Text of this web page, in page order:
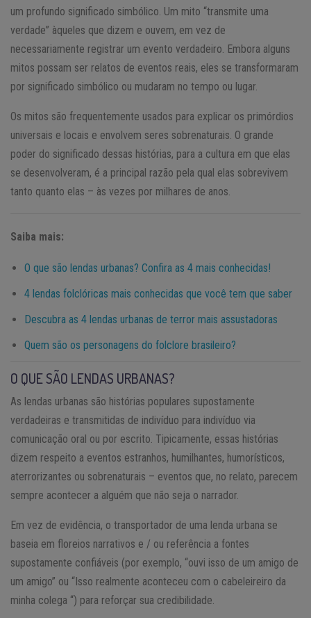
um profundo significado simbólico. Um mito “transmite uma
verdade” àqueles que dizem e ouvem, em vez de
necessariamente registrar um evento verdadeiro. Embora alguns
mitos possam ser relatos de eventos reais, eles se transformaram
por significado simbólico ou mudaram no tempo ou lugar.
Os mitos são frequentemente usados ​​para explicar os primórdios
universais e locais e envolvem seres sobrenaturais. O grande
poder do significado dessas histórias, para a cultura em que elas
se desenvolveram, é a principal razão pela qual elas sobrevivem
tanto quanto elas – às vezes por milhares de anos.
Saiba mais:
O que são lendas urbanas? Confira as 4 mais conhecidas!
4 lendas folclóricas mais conhecidas que você tem que saber
Descubra as 4 lendas urbanas de terror mais assustadoras
Quem são os personagens do folclore brasileiro?
O QUE SÃO LENDAS URBANAS?
As lendas urbanas são histórias populares supostamente
verdadeiras e transmitidas de indivíduo para indivíduo via
comunicação oral ou por escrito. Tipicamente, essas histórias
dizem respeito a eventos estranhos, humilhantes, humorísticos,
aterrorizantes ou sobrenaturais – eventos que, no relato, parecem
sempre acontecer a alguém que não seja o narrador.
Em vez de evidência, o transportador de uma lenda urbana se
baseia em floreios narrativos e / ou referência a fontes
supostamente confiáveis ​​(por exemplo, “ouvi isso de um amigo de
um amigo” ou “Isso realmente aconteceu com o cabeleireiro da
minha colega “) para reforçar sua credibilidade.